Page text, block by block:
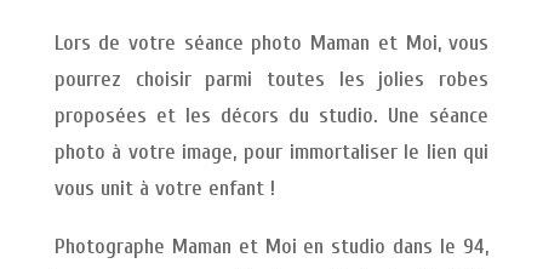
Lors de votre séance photo Maman et Moi, vous
pourrez choisir parmi toutes les jolies robes
proposées et les décors du studio. Une séance
photo à votre image, pour immortaliser le lien qui
vous unit à votre enfant !
Photographe Maman et Moi en studio dans le 94,